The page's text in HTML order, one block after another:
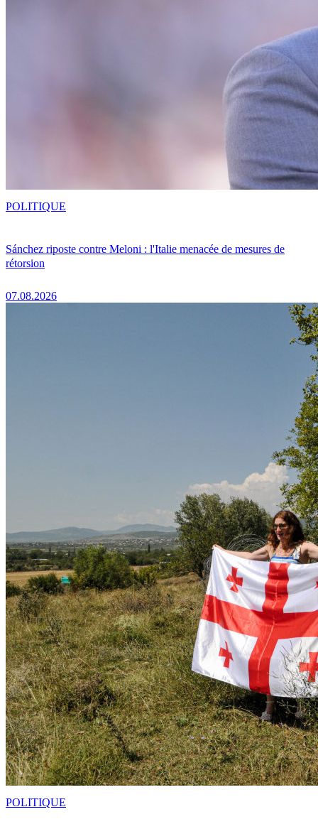
Sánchez riposte contre Meloni : l'Italie menacée de mesures de
rétorsion
07.08.2026
POLITIQUE
POLITIQUE